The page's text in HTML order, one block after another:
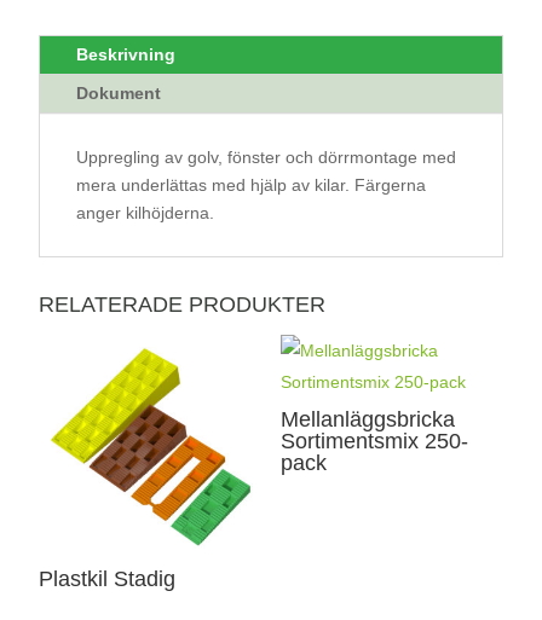
Beskrivning
Dokument
Uppregling av golv, fönster och dörrmontage med
mera underlättas med hjälp av kilar. Färgerna
anger kilhöjderna.
RELATERADE PRODUKTER
Plastkil Stadig
Mellanläggsbricka
Sortimentsmix 250-
pack